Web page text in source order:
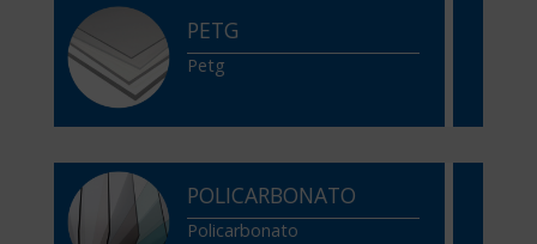
PETG
Petg
POLICARBONATO
Policarbonato